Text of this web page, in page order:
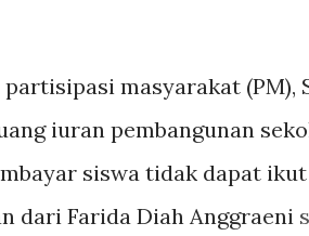
masyarakat (PM),
iuran pembangunan
siswa tidak dapat
dari Farida Diah Anggraeni